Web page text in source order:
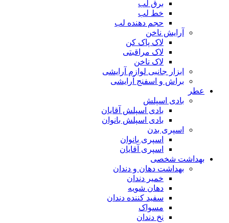
برق لب
خط لب
حجم دهنده لب
آرایش ناخن
لاک پاک کن
لاک مراقبتی
لاک ناخن
ابزار جانبی لوازم آرایشی
براش و اسفنج آرایشی
عطر
بادی اسپلش
بادی اسپلش آقایان
بادی اسپلش بانوان
اسپری بدن
اسپری بانوان
اسپری آقایان
بهداشت شخصی
بهداشت دهان و دندان
خمیر دندان
دهان شویه
سفید کننده دندان
مسواک
نخ دندان